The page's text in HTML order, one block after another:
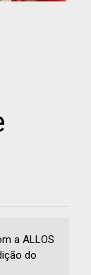
a ALLOS
do